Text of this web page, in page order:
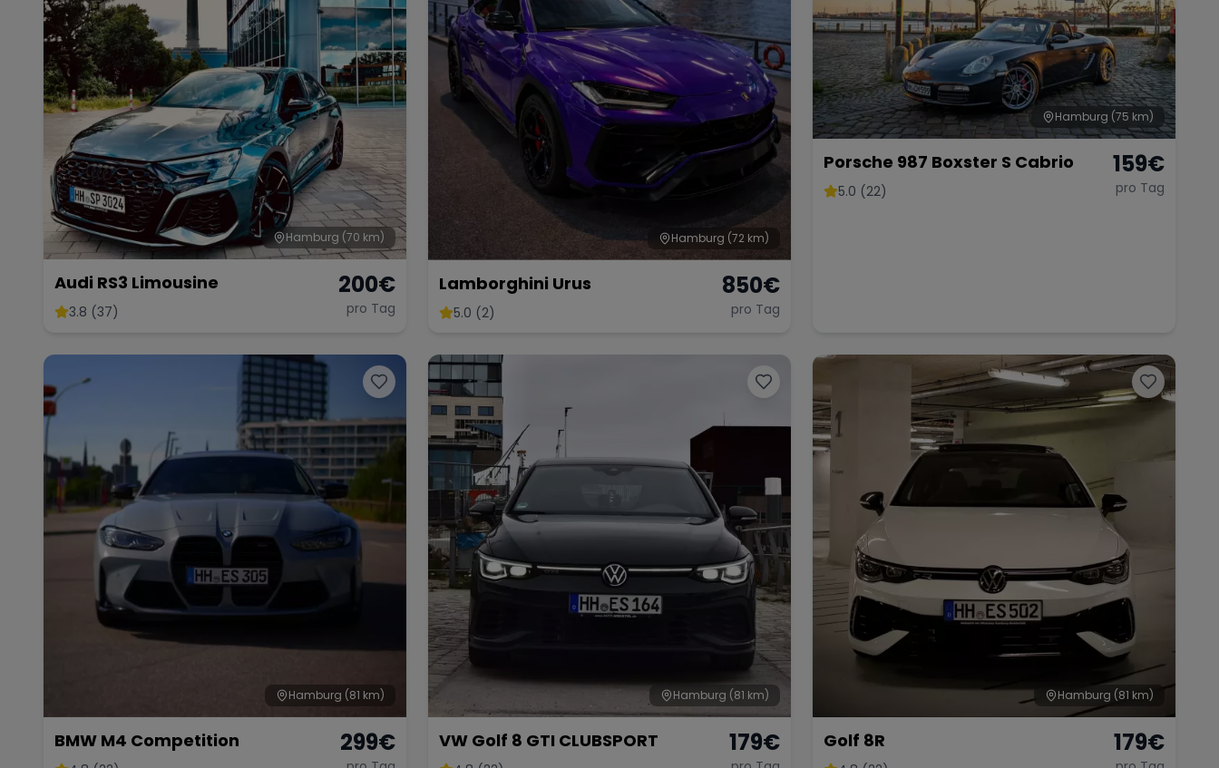
Hamburg (70 km)
Audi RS3 Limousine
3.8 (37)
200€
pro Tag
Hamburg (72 km)
Lamborghini Urus
5.0 (2)
850€
pro Tag
Hamburg (75 km)
Porsche 987 Boxster S Cabrio
5.0 (22)
159€
pro Tag
Hamburg (81 km)
BMW M4 Competition 299€
Hamburg (81 km)
VW Golf 8 GTI CLUBSPORT 179€
Hamburg (81 km)
Golf 8R 179€